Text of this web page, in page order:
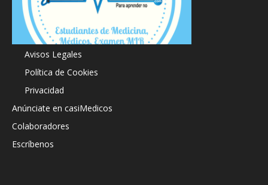
Acerca de
Avisos Legales
Política de Cookies
Privacidad
Anúnciate en casiMedicos
Colaboradores
Escríbenos